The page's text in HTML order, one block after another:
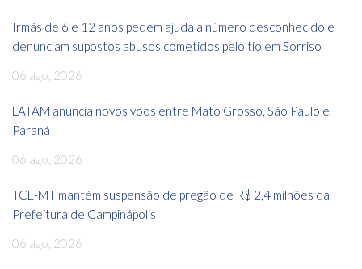
Irmãs de 6 e 12 anos pedem ajuda a número desconhecido e
denunciam supostos abusos cometidos pelo tio em Sorriso
06 ago, 2026
LATAM anuncia novos voos entre Mato Grosso, São Paulo e
Paraná
06 ago, 2026
TCE-MT mantém suspensão de pregão de R$ 2,4 milhões da
Prefeitura de Campinápolis
06 ago, 2026